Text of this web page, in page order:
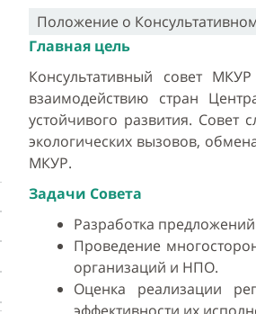
Положение о
Главная цель
Консультативный совет
взаимодействию стран
устойчивого развития. Совет
экологических вызовов,
МКУР.
Задачи Совета
Разработка
Проведение
организаций и НПО.
Оценка реализации